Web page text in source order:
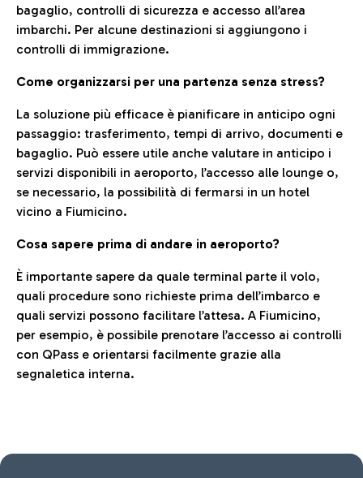
bagaglio, controlli di sicurezza e accesso all’area
imbarchi. Per alcune destinazioni si aggiungono i
controlli di immigrazione.
Come organizzarsi per una partenza senza stress?
La soluzione più efficace è pianificare in anticipo ogni
passaggio: trasferimento, tempi di arrivo, documenti e
bagaglio. Può essere utile anche valutare in anticipo i
servizi disponibili in aeroporto, l’accesso alle lounge o,
se necessario, la possibilità di fermarsi in un hotel
vicino a Fiumicino.
Cosa sapere prima di andare in aeroporto?
È importante sapere da quale terminal parte il volo,
quali procedure sono richieste prima dell’imbarco e
quali servizi possono facilitare l’attesa. A Fiumicino,
per esempio, è possibile prenotare l’accesso ai controlli
con QPass e orientarsi facilmente grazie alla
segnaletica interna.